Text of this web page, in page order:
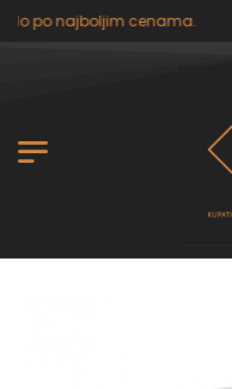
po najboljim cenama.